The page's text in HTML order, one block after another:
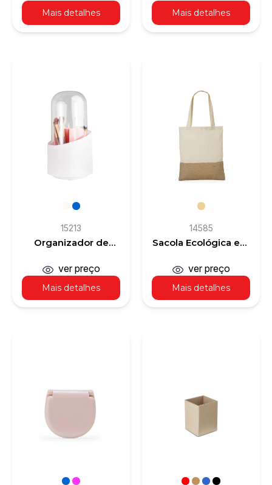
Mais detalhes Mais detalhes
15213
Organizador de
Mais detalhes
ver preço
14585
Sacola Ecológica em
Mais detalhes
ver preço